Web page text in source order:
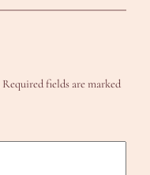
Required fields are marked